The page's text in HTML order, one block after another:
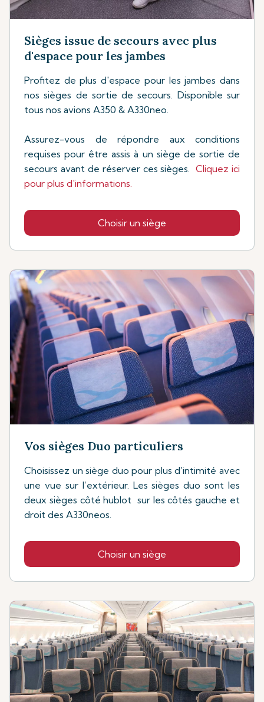
Sièges issue de secours avec plus
d'espace pour les jambes
Profitez de plus d'espace pour les jambes dans
nos sièges de sortie de secours. Disponible sur
tous nos avions A350 & A330neo.
Assurez-vous de répondre aux conditions
requises pour être assis à un siège de sortie de
secours avant de réserver ces sièges.Cliquez ici
pour plus d'informations.
Choisir un siège
Vos sièges Duo particuliers
Choisissez un siège duo pour plus d'intimité avec
une vue sur l’extérieur. Les sièges duo sont les
deux sièges côté hublot sur les côtés gauche et
droit des A330neos.
Choisir un siège